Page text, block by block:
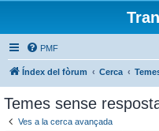
PMF
Índex del fòrum Cerca
Temes sense
Ves a la cerca avançada